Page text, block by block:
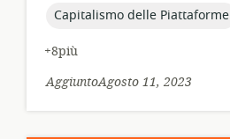
pubblicazione:
topic:
Capitalismo delle Piattaforme
+8più
AggiuntoAgosto 11, 2023